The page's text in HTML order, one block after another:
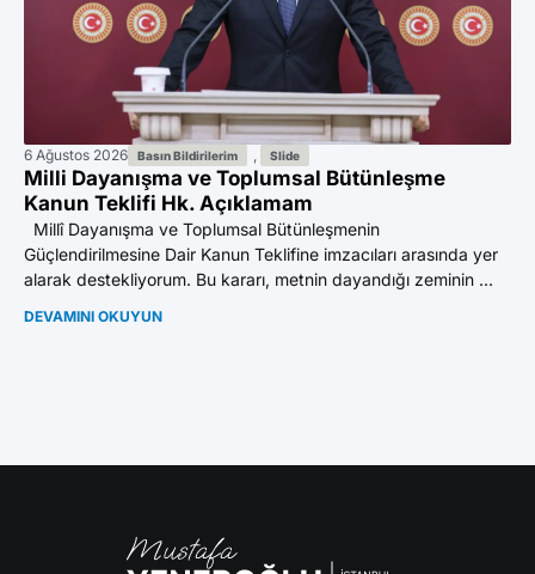
6 Ağustos 2026 Basın Bildirilerim , Slide
Milli Dayanışma ve Toplumsal Bütünleşme
Kanun Teklifi Hk. Açıklamam
Millî Dayanışma ve Toplumsal Bütünleşmenin
Güçlendirilmesine Dair Kanun Teklifine imzacıları arasında yer
alarak destekliyorum. Bu kararı, metnin dayandığı zeminin ...
DEVAMINI OKUYUN